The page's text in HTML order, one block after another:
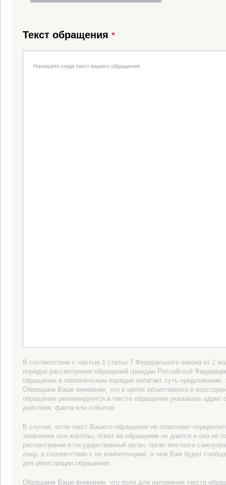
Текст обращения *
В соответствии с частью 1 статьи 7 Федерального закона от 2
порядке рассмотрения обращений граждан Российской
обращении в обязательном порядке излагает суть
Обращаем Ваше внимание, что в целях объективного и
обращения рекомендуется в тексте обращения указывать адрес
действия, факта или события.
В случае, если текст Вашего обращения не позволяет
заявления или жалобы, ответ на обращение не дается и оно не
рассмотрение в государственный орган, орган местного
лицу, в соответствии с их компетенцией, о чем Вам будет
дня регистрации обращения.
Обращаем Ваше внимание, что поле для изложения текста